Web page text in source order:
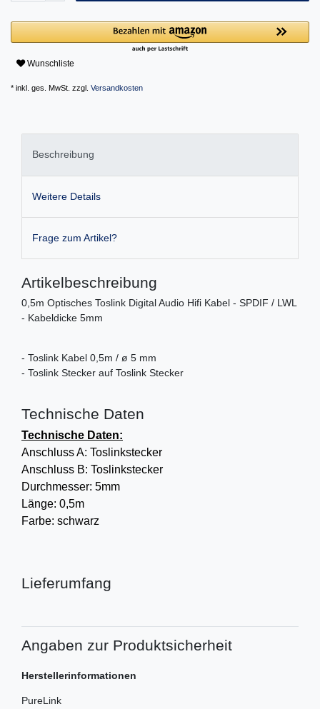
Wunschliste
* inkl. ges. MwSt. zzgl. Versandkosten
Beschreibung
Weitere Details
Frage zum Artikel?
Artikelbeschreibung
0,5m Optisches Toslink Digital Audio Hifi Kabel - SPDIF / LWL
- Kabeldicke 5mm
- Toslink Kabel 0,5m / ø 5 mm
- Toslink Stecker auf Toslink Stecker
Technische Daten
Technische Daten:
Anschluss A: Toslinkstecker
Anschluss B: Toslinkstecker
Durchmesser: 5mm
Länge: 0,5m
Farbe: schwarz
Lieferumfang
Angaben zur Produktsicherheit
Herstellerinformationen
PureLink